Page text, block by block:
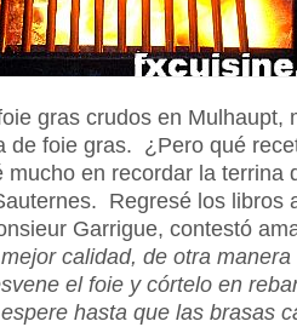
gras crudos en Mulhaupt,
de foie gras. ¿Pero qué
mucho en recordar la terrina
Regresé los libros
Garrigue, contestó
calidad, de otra
el foie y córtelo en
hasta que las brasas